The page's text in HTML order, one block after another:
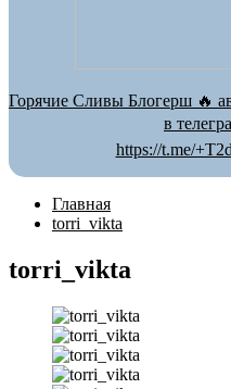
Горячие Сливы Блогерш 🔥
в
https://t.me/
Главная
torri_vikta
torri_vikta